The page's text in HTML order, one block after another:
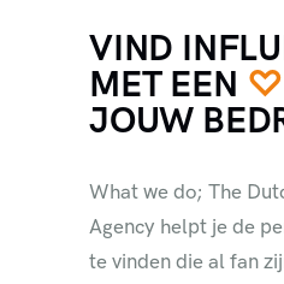
VIND
MET EEN
JOUW
What we do; The
Agency helpt je de
te vinden die al fan